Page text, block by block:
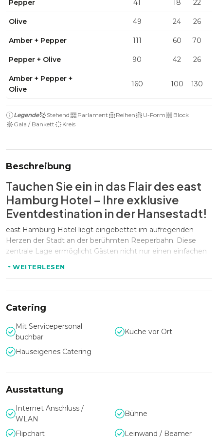
Pepper 41 18 22
Olive 49 24 26
Amber + Pepper 111 60 70
Pepper + Olive 90 42 26
Amber + Pepper +
Olive
160 100 130
Legende Stehend Parlament Reihen U-Form
Block
Gala / Bankett
Kreis
Beschreibung
Tauchen Sie ein in das Flair des east
Hamburg Hotel – Ihre exklusive
Eventdestination in der Hansestadt!
east Hamburg Hotel liegt eingebettet im aufregenden
Herzen der Stadt an der berühmten Reeperbahn. Diese
zentrale Lage ermöglicht Gästen nicht nur einen einfachen
Großzügige Kapazität, stilvolles
Ambiente
Mit großzügigen Räumlichkeiten und einem stilvollen,
modernen Ambiente bietet das east Hamburg Hotel den
idealen Rahmen für Veranstaltungen jeglicher Art. Ob
Bedürfnissen an.
Für besondere Anlässe
WEITERLESEN
Catering
Mit Servicepersonal
buchbar
Küche vor Ort
Hauseigenes Catering
Ausstattung
Internet Anschluss /
WLAN
Bühne
Flipchart
Leinwand / Beamer